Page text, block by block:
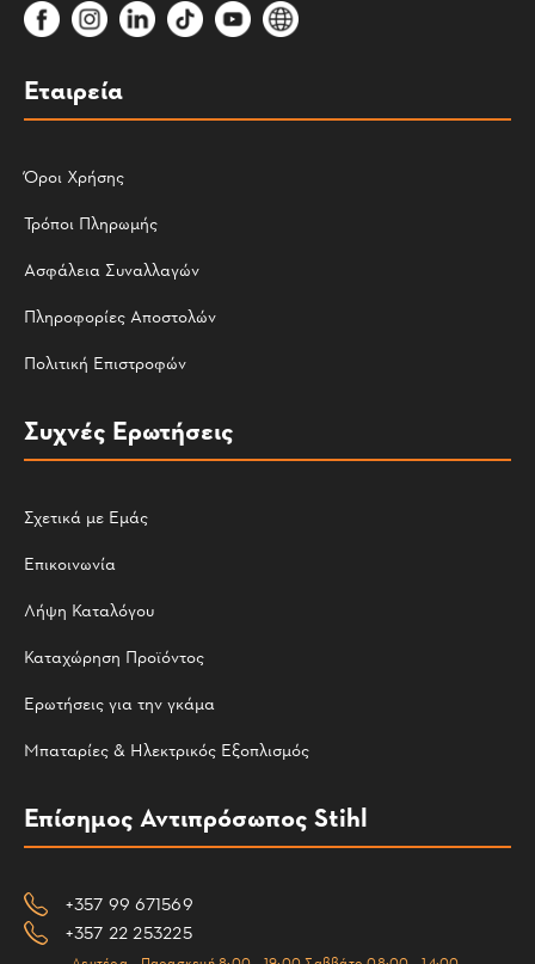
Εταιρεία
Όροι Χρήσης
Τρόποι Πληρωμής
Ασφάλεια Συναλλαγών
Πληροφορίες Αποστολών
Πολιτική Επιστροφών
Συχνές Ερωτήσεις
Σχετικά με Εμάς
Επικοινωνία
Λήψη Καταλόγου
Καταχώρηση Προϊόντος
Ερωτήσεις για την γκάμα
Μπαταρίες & Ηλεκτρικός Εξοπλισμός
Επίσημος Αντιπρόσωπος Stihl
+357 99 671569
+357 22 253225